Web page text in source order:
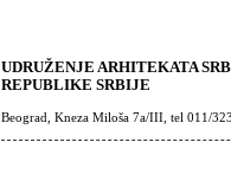
UDRUŽENJE ARHITEKATA
REPUBLIKE SRBIJE
Beograd, Kneza Miloša 7a/III, tel 011/